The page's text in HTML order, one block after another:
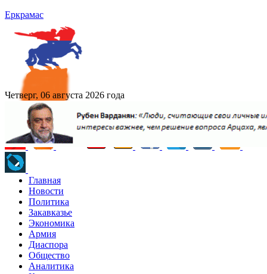
Еркрамас
Четверг, 06 августа 2026 года
Главная
Новости
Политика
Закавказье
Экономика
Армия
Диаспора
Общество
Аналитика